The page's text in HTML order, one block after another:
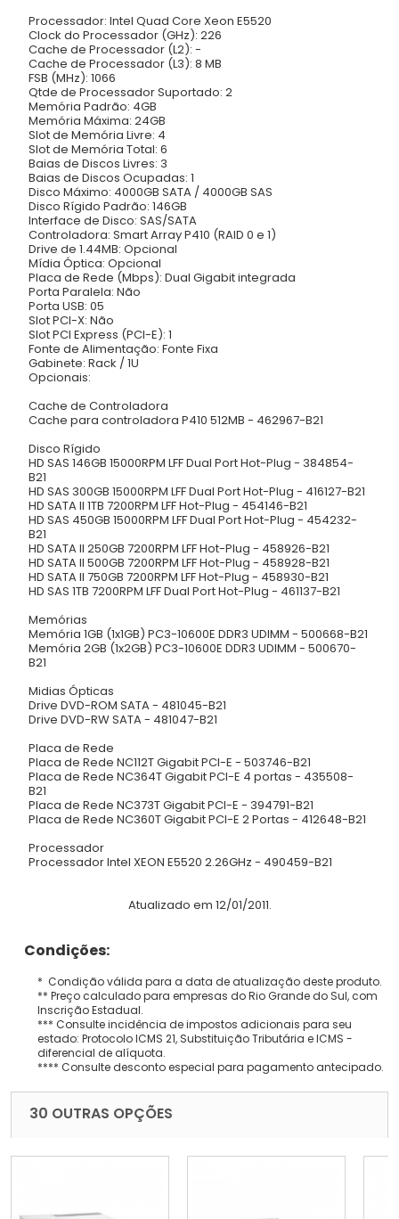
Processador: Intel Quad Core Xeon E5520
Clock do Processador (GHz): 226
Cache de Processador (L2): -
Cache de Processador (L3): 8 MB
FSB (MHz): 1066
Qtde de Processador Suportado: 2
Memória Padrão: 4GB
Memória Máxima: 24GB
Slot de Memória Livre: 4
Slot de Memória Total: 6
Baias de Discos Livres: 3
Baias de Discos Ocupadas: 1
Disco Máximo: 4000GB SATA / 4000GB SAS
Disco Rígido Padrão: 146GB
Interface de Disco: SAS/SATA
Controladora: Smart Array P410 (RAID 0 e 1)
Drive de 1.44MB: Opcional
Mídia Óptica: Opcional
Placa de Rede (Mbps): Dual Gigabit integrada
Porta Paralela: Não
Porta USB: 05
Slot PCI-X: Não
Slot PCI Express (PCI-E): 1
Fonte de Alimentação: Fonte Fixa
Gabinete: Rack / 1U
Opcionais:
Cache de Controladora
Cache para controladora P410 512MB - 462967-B21
Disco Rígido
HD SAS 146GB 15000RPM LFF Dual Port Hot-Plug - 384854-
B21
HD SAS 300GB 15000RPM LFF Dual Port Hot-Plug - 416127-B21
HD SATA II 1TB 7200RPM LFF Hot-Plug - 454146-B21
HD SAS 450GB 15000RPM LFF Dual Port Hot-Plug - 454232-
B21
HD SATA II 250GB 7200RPM LFF Hot-Plug - 458926-B21
HD SATA II 500GB 7200RPM LFF Hot-Plug - 458928-B21
HD SATA II 750GB 7200RPM LFF Hot-Plug - 458930-B21
HD SAS 1TB 7200RPM LFF Dual Port Hot-Plug - 461137-B21
Memórias
Memória 1GB (1x1GB) PC3-10600E DDR3 UDIMM - 500668-B21
Memória 2GB (1x2GB) PC3-10600E DDR3 UDIMM - 500670-
B21
Midias Ópticas
Drive DVD-ROM SATA - 481045-B21
Drive DVD-RW SATA - 481047-B21
Placa de Rede
Placa de Rede NC112T Gigabit PCI-E - 503746-B21
Placa de Rede NC364T Gigabit PCI-E 4 portas - 435508-
B21
Placa de Rede NC373T Gigabit PCI-E - 394791-B21
Placa de Rede NC360T Gigabit PCI-E 2 Portas - 412648-B21
Processador
Processador Intel XEON E5520 2.26GHz - 490459-B21
Atualizado em 12/01/2011.
Condições:
* Condição válida para a data de atualização deste produto.
** Preço calculado para empresas do Rio Grande do Sul, com
Inscrição Estadual.
*** Consulte incidência de impostos adicionais para seu
estado: Protocolo ICMS 21, Substituição Tributária e ICMS -
diferencial de alíquota.
**** Consulte desconto especial para pagamento antecipado.
30 OUTRAS OPÇÕES